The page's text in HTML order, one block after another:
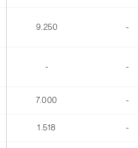
9.250 -
- -
7.000 -
1.518 -